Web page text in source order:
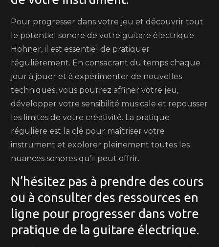
Pour progresser dans votre jeu et découvrir tout
le potentiel sonore de votre guitare électrique
Hohner, il est essentiel de pratiquer
régulièrement. En consacrant du temps chaque
jour à jouer et à expérimenter de nouvelles
techniques, vous pourrez affiner votre jeu,
développer votre sensibilité musicale et repousser
les limites de votre créativité. La pratique
régulière est la clé pour maîtriser votre
instrument et explorer pleinement toutes les
nuances sonores qu’il peut offrir.
N’hésitez pas à prendre des cours
ou à consulter des ressources en
ligne pour progresser dans votre
pratique de la guitare électrique.